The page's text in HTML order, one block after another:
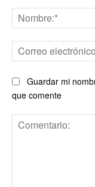
Guardar mi
que comente